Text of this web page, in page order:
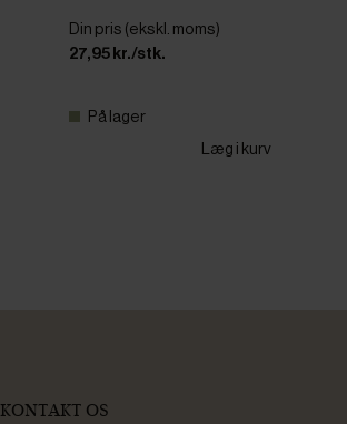
Din pris (ekskl. moms)
27,95 kr./stk.
På lager
Læg i kurv
KONTAKT OS